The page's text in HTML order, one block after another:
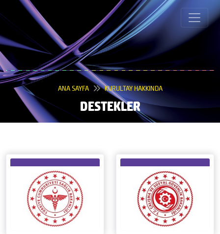
ANA SAYFA KURULTAY HAKKINDA
DESTEKLER